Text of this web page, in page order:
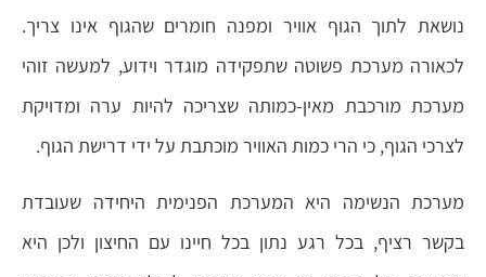
נושאת לתוך הגוף אוויר ומפנה חומרים שהגוף אינו צריך.
לכאורה מערכת פשוטה שתפקידה מוגדר וידוע, למעשה זוהי
מערכת מורכבת מאין-כמותה שצריכה להיות ערה ומדויקת
לצרכי הגוף, כי הרי כמות האוויר מוכתבת על ידי דרישת הגוף.
מערכת הנשימה היא המערכת הפנימית היחידה שעובדת
בקשר רציף, בכל רגע נתון בכל חיינו עם החיצון ולכן היא